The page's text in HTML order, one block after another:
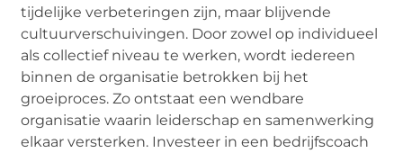
tijdelijke verbeteringen zijn, maar blijvende
cultuurverschuivingen. Door zowel op individueel
als collectief niveau te werken, wordt iedereen
binnen de organisatie betrokken bij het
groeiproces. Zo ontstaat een wendbare
organisatie waarin leiderschap en samenwerking
elkaar versterken. Investeer in een bedrijfscoach